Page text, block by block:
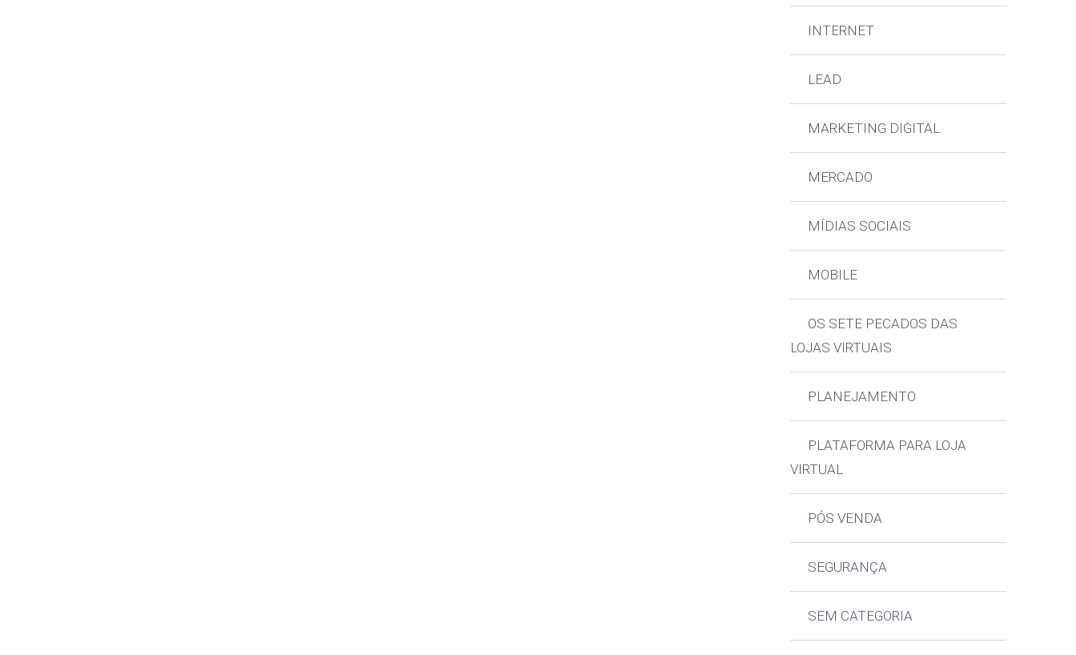
INTERNET
LEAD
MARKETING DIGITAL
MERCADO
MÍDIAS SOCIAIS
MOBILE
OS SETE PECADOS DAS
LOJAS VIRTUAIS
PLANEJAMENTO
PLATAFORMA PARA LOJA
VIRTUAL
PÓS VENDA
SEGURANÇA
SEM CATEGORIA